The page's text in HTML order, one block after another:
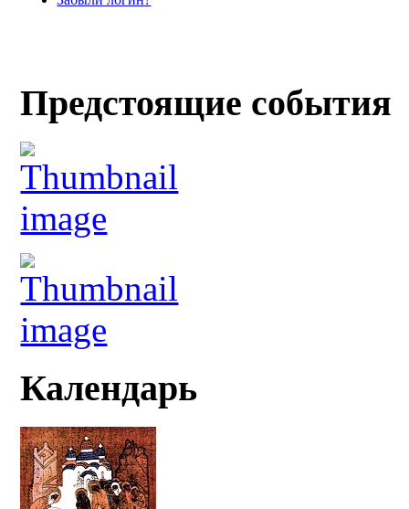
Предстоящие события
Календарь